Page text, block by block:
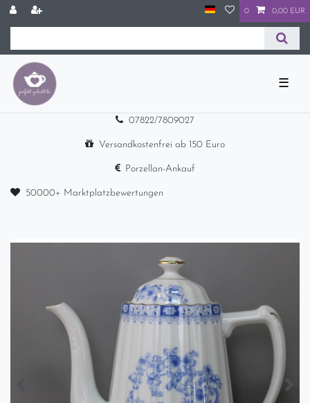
0 0,00 EUR
☰
07822/7809027
Versandkostenfrei ab 150 Euro
Porzellan-Ankauf
50000+ Marktplatzbewertungen